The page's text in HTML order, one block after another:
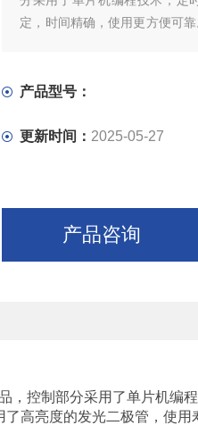
定，时间精确，使用更方便可
产品型号：
更新时间： 2025-05-27
产品咨询
控制部分采用了单片机编
高亮度的发光二极管，使